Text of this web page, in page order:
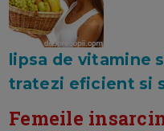
lipsa de vitamine
tratezi eficient si
Femeile